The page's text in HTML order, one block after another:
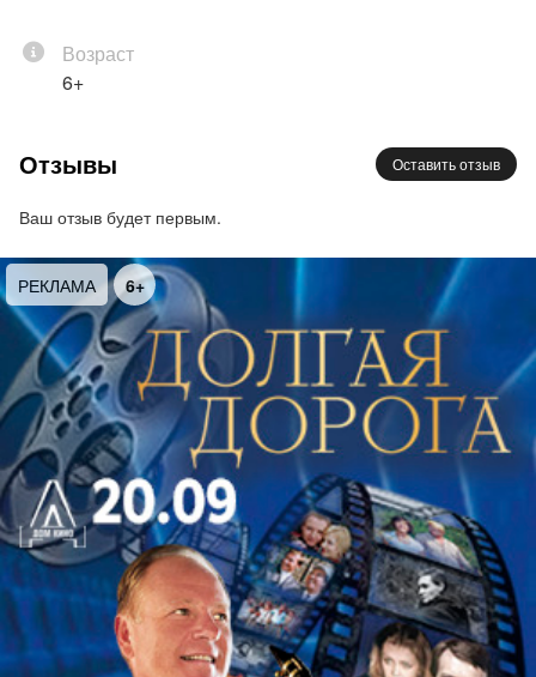
атмосферу разных итальянских городов и эпох с
помощью музыки знаменитых итальянских
В программе прозвучат произведения
1.Альбинони. Адажио
2.Вивальди.Кончерто Гроссо ре минор
3.Вивальди. Лето (или другое время года)
4.Верди. Вступление к 3 акту оперы Травиата
5.Маскани.Интермеццо из оперы Сельская честь
6.Россини.Соната для струнных До мажор
7.Боккерини.Менуэт
8.Боккерини.Квинтет Ночная стража в Мадриде
9 Рота .Концерт для струнных
10.Каччини. Аве Мария
До встречи в Итальянском просвете. Начало в
20:00. Не пропустите!
Продолжительность мероприятия – 1 час 25
минут без антракта; концерт предназначен для
всех категорий зрителей старше 6 лет.
Возраст
6+
Отзывы Оставить отзыв
Ваш отзыв будет первым.
РЕКЛАМА 6+